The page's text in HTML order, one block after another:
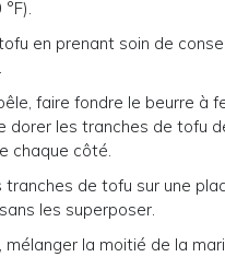
en prenant soin de
faire fondre le beurre à
dorer les tranches de tofu
chaque côté.
tranches de tofu sur une
les superposer.
mélanger la moitié de la